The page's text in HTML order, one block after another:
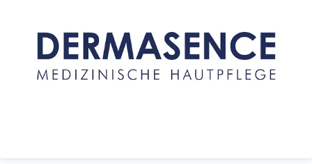
DERMASENCE verbindet bewährte Wirkstoffe aus der
Natur mit neuester Forschung und modernen
ihre Wirkkraft.